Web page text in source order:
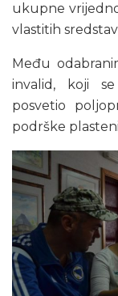
ukupne
vlastitih
Među
invalid, koji
posvetio
podrške